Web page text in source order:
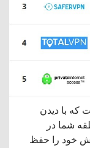
که با دیدن
شما در
خود را حفظ